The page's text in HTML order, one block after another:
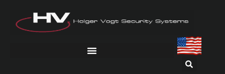
Inhalt
springen